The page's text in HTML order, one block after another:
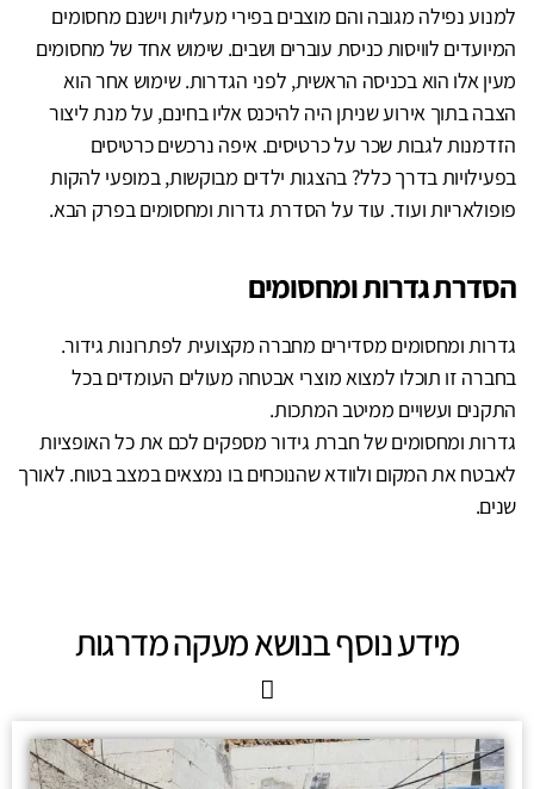
למנוע נפילה מגובה והם מוצבים בפירי מעליות וישנם מחסומים
המיועדים לוויסות כניסת עוברים ושבים. שימוש אחד של מחסומים
מעין אלו הוא בכניסה הראשית, לפני הגדרות. שימוש אחר הוא
הצבה בתוך אירוע שניתן היה להיכנס אליו בחינם, על מנת ליצור
הזדמנות לגבות שכר על כרטיסים. איפה נרכשים כרטיסים
בפעילויות בדרך כלל? בהצגות ילדים מבוקשות, במופעי להקות
פופולאריות ועוד. עוד על הסדרת גדרות ומחסומים בפרק הבא.
הסדרת גדרות ומחסומים
גדרות ומחסומים מסדירים מחברה מקצועית לפתרונות גידור.
בחברה זו תוכלו למצוא מוצרי אבטחה מעולים העומדים בכל
התקנים ועשויים ממיטב המתכות.
גדרות ומחסומים של חברת גידור מספקים לכם את כל האופציות
לאבטח את המקום ולוודא שהנוכחים בו נמצאים במצב בטוח. לאורך
שנים.
מידע נוסף בנושא מעקה מדרגות